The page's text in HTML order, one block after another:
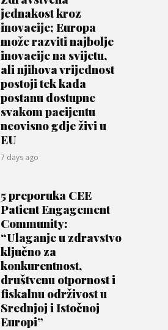
jednakost kroz
inovacije; Europa
može razviti najbolje
inovacije na svijetu,
ali njihova vrijednost
postoji tek kada
postanu dostupne
svakom pacijentu
neovisno gdje živi u
EU
7 days ago
5 preporuka CEE
Patient Engagement
Community:
“Ulaganje u zdravstvo
ključno za
konkurentnost,
društvenu otpornost i
fiskalnu održivost u
Srednjoj i Istočnoj
Europi”